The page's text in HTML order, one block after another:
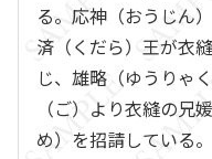
る。応神（おうじん
済（くだら）王が衣
じ、雄略（ゆうりゃ
（ご）より衣縫の兄
め）を招請している